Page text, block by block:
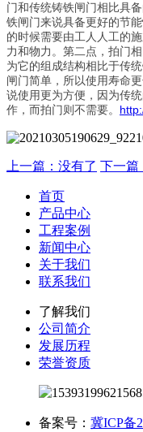
门和传统铸铁闸门相比具
铁闸门来说具备更好的节
的时候需要由工人人工的
力和物力。第二点，拍门
为它的组成结构相比于传
闸门简单，所以使用寿命
说使用更为方便，因为传
作，而拍门则不需要。
上一篇：没有了 下一篇
首页
产品中心
工程案例
新闻中心
关于我们
联系我们
了解我们
公司简介
发展历程
荣誉资质
备案号： 冀ICP备